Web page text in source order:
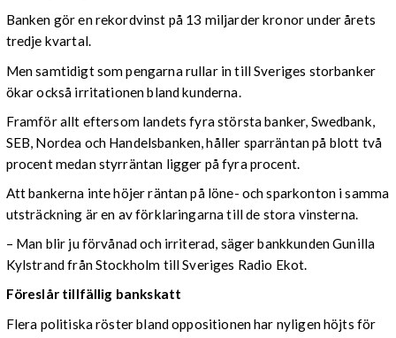
Banken gör en rekordvinst på 13 miljarder kronor under årets
tredje kvartal.
Men samtidigt som pengarna rullar in till Sveriges storbanker
ökar också irritationen bland kunderna.
Framför allt eftersom landets fyra största banker, Swedbank,
SEB, Nordea och Handelsbanken, håller sparräntan på blott två
procent medan styrräntan ligger på fyra procent.
Att bankerna inte höjer räntan på löne- och sparkonton i samma
utsträckning är en av förklaringarna till de stora vinsterna.
– Man blir ju förvånad och irriterad, säger bankkunden Gunilla
Kylstrand från Stockholm till Sveriges Radio Ekot.
Föreslår tillfällig bankskatt
Flera politiska röster bland oppositionen har nyligen höjts för